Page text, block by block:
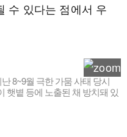
수 있다는 점에서 우
8~9월 극한 가뭄 사태 당시
햇볕 등에 노출된 채 방치돼 있